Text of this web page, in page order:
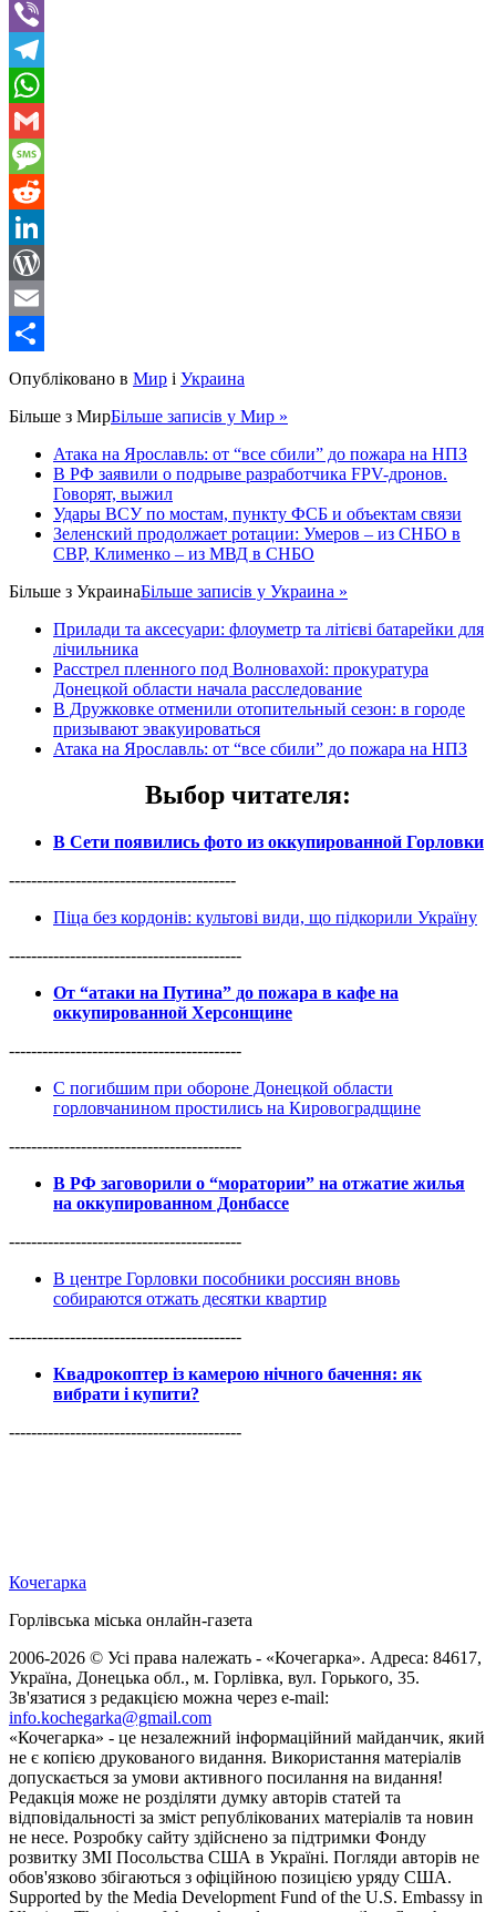
Twitter
Viber
Telegram
WhatsApp
Gmail
Message
Reddit
LinkedIn
WordPress
Email
Share
Опубліковано в Мир і Украина
Більше з МирБільше записів у Мир »
Атака на Ярославль: от “все сбили” до пожара на НПЗ
В РФ заявили о подрыве разработчика FPV-дронов.
Говорят, выжил
Удары ВСУ по мостам, пункту ФСБ и объектам связи
Зеленский продолжает ротации: Умеров – из СНБО в
СВР, Клименко – из МВД в СНБО
Більше з УкраинаБільше записів у Украина »
Прилади та аксесуари: флоуметр та літієві батарейки для
лічильника
Расстрел пленного под Волновахой: прокуратура
Донецкой области начала расследование
В Дружковке отменили отопительный сезон: в городе
призывают эвакуироваться
Атака на Ярославль: от “все сбили” до пожара на НПЗ
Выбор читателя:
В Сети появились фото из оккупированной Горловки
-----------------------------------------
Піца без кордонів: культові види, що підкорили Україну
------------------------------------------
От “атаки на Путина” до пожара в кафе на
оккупированной Херсонщине
------------------------------------------
С погибшим при обороне Донецкой области
горловчанином простились на Кировоградщине
------------------------------------------
В РФ заговорили о “моратории” на отжатие жилья
на оккупированном Донбассе
------------------------------------------
В центре Горловки пособники россиян вновь
собираются отжать десятки квартир
------------------------------------------
Квадрокоптер із камерою нічного бачення: як
вибрати і купити?
------------------------------------------
Кочегарка
Горлівська міська онлайн-газета
2006-2026 © Усі права належать - «Кочегарка». Адреса: 84617,
Україна, Донецька обл., м. Горлівка, вул. Горького, 35.
Зв'язатися з редакцією можна через e-mail:
info.kochegarka@gmail.com
«Кочегарка» - це незалежний інформаційний майданчик, який
не є копією друкованого видання. Використання матеріалів
допускається за умови активного посилання на видання!
Редакція може не розділяти думку авторів статей та
відповідальності за зміст републікованих матеріалів та новин
не несе. Розробку сайту здійснено за підтримки Фонду
розвитку ЗМІ Посольства США в Україні. Погляди авторів не
обов'язково збігаються з офіційною позицією уряду США.
Supported by the Media Development Fund of the U.S. Embassy in